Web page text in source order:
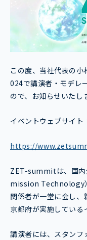
この度、当社代表の
024で講演者・モデレ
ので、お知らせいたし
イベントウェブサイト
https://
ZET-summitは、国内
mission Technology
関係者が一堂に会し、
京都府が実施している
講演者には、スタンフ